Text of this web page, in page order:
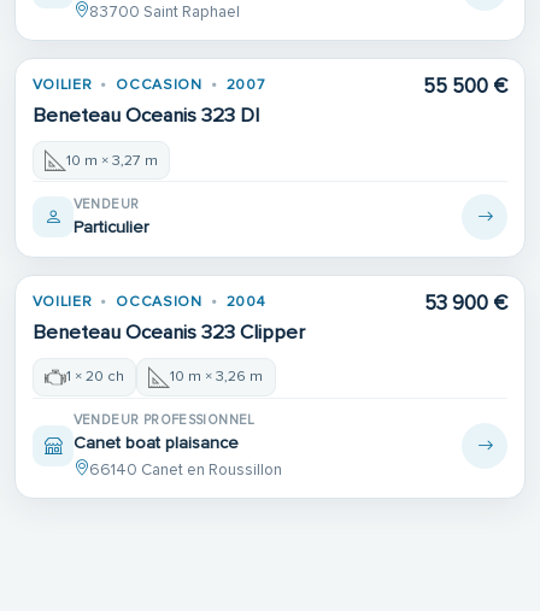
83700 Saint Raphael
VOILIER OCCASION 2007
Beneteau Oceanis 323 Dl
55 500 €
10 m × 3,27 m
VENDEUR
Particulier
VOILIER OCCASION 2004
Beneteau Oceanis 323 Clipper
53 900 €
1 × 20 ch 10 m × 3,26 m
VENDEUR PROFESSIONNEL
Canet boat plaisance
66140 Canet en Roussillon